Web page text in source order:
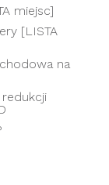
miejsc]
[LISTA
na